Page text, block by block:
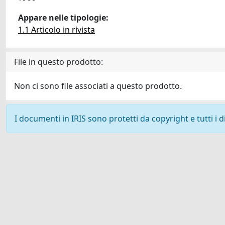
Appare nelle tipologie:
1.1 Articolo in rivista
File in questo prodotto:
Non ci sono file associati a questo prodotto.
I documenti in IRIS sono protetti da copyright e tutti i